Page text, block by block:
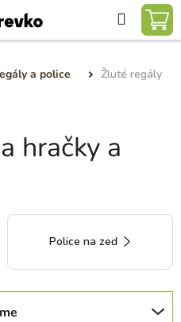
Hledat
a police
Žluté regály
hračky a
Police na zeď